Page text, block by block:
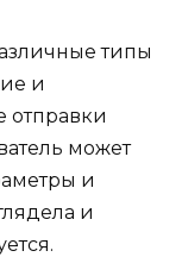
типы
и
отправки
может
и
и